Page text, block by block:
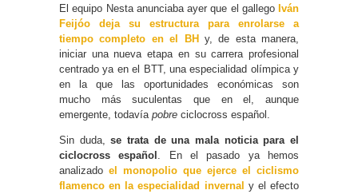
El equipo Nesta anunciaba ayer que el gallego Iván
Feijóo deja su estructura para enrolarse a
tiempo completo en el BH y, de esta manera,
iniciar una nueva etapa en su carrera profesional
centrado ya en el BTT, una especialidad olímpica y
en la que las oportunidades económicas son
mucho más suculentas que en el, aunque
emergente, todavía pobre ciclocross español.
Sin duda,se trata de una mala noticia para el
ciclocross español . En el pasado ya hemos
analizado el monopolio que ejerce el ciclismo
flamenco en la especialidad invernal y el efecto